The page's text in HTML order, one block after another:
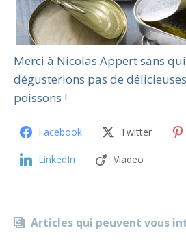
Merci à Nicolas Appert sans
dégusterions pas de
poissons !
Facebook Twitter
LinkedIn Viadeo
Articles qui peuvent vous